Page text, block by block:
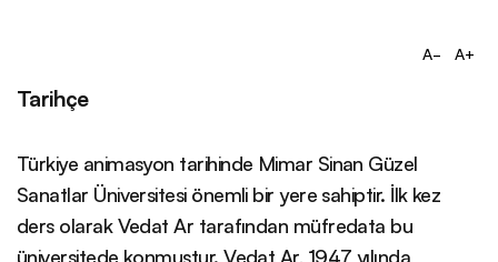
A- A+
Tarihçe
Türkiye animasyon tarihinde Mimar Sinan Güzel
Sanatlar Üniversitesi önemli bir yere sahiptir. İlk kez
ders olarak Vedat Ar tarafından müfredata bu
üniversitede konmuştur. Vedat Ar, 1947 yılında